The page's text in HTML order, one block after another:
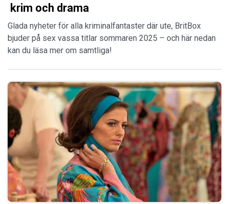
krim och drama
Glada nyheter för alla kriminalfantaster där ute, BritBox
bjuder på sex vassa titlar sommaren 2025 – och här nedan
kan du läsa mer om samtliga!